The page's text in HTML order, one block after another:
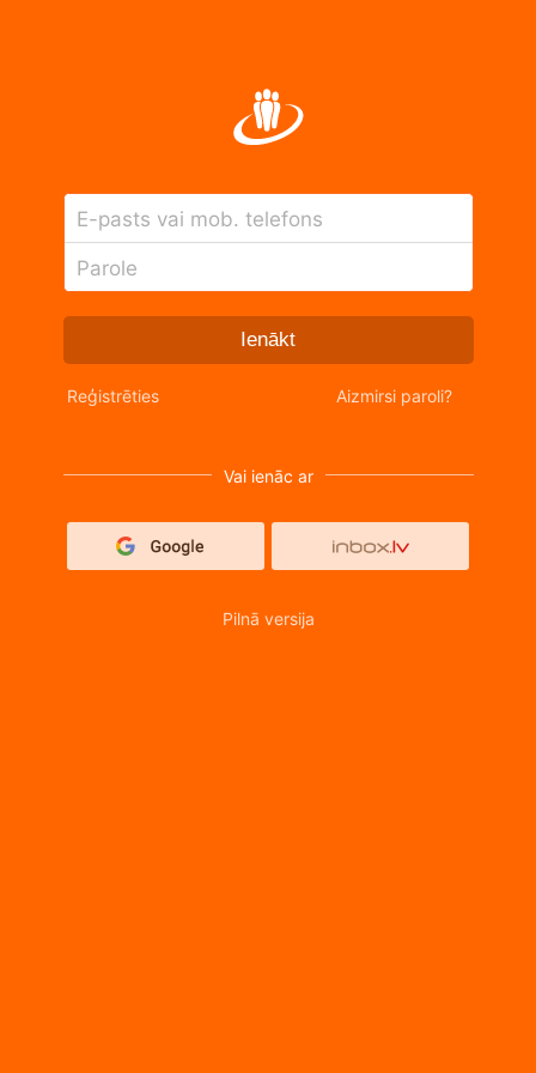
E-pasts vai mob. telefons
Parole
Ienākt
Reģistrēties Aizmirsi paroli?
Vai ienāc ar
Pilnā versija